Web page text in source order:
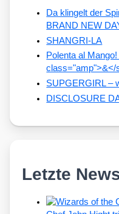
Da klingelt der
BRAND NEW
SHANGRI-LA
Polenta al
SUPGERGIRL –
DISCLOSURE
Letzte